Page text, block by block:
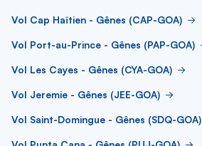
Vol Cap Haïtien - Gênes (CAP-GOA)
Vol Port-au-Prince - Gênes (PAP-GOA)
Vol Les Cayes - Gênes (CYA-GOA)
Vol Jeremie - Gênes (JEE-GOA)
Vol Saint-Domingue - Gênes (SDQ-GOA)